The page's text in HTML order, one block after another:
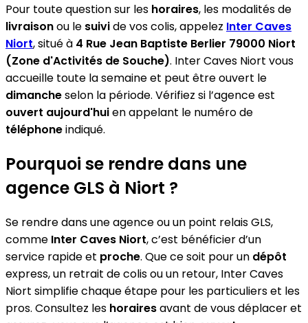
Pour toute question sur les horaires, les modalités de
livraisonou le suivide vos colis, appelez Inter Caves
Niort, situé à 4 Rue Jean Baptiste Berlier 79000 Niort
(Zone d'Activités de Souche). Inter Caves Niort vous
accueille toute la semaine et peut être ouvert le
dimancheselon la période. Vérifiez si l’agence est
ouvert aujourd'huien appelant le numéro de
téléphoneindiqué.
Pourquoi se rendre dans une
agence GLS à Niort ?
Se rendre dans une agence ou un point relais GLS,
comme Inter Caves Niort, c’est bénéficier d’un
service rapide et proche. Que ce soit pour un dépôt
express, un retrait de colis ou un retour, Inter Caves
Niort simplifie chaque étape pour les particuliers et les
pros. Consultez les horairesavant de vous déplacer et